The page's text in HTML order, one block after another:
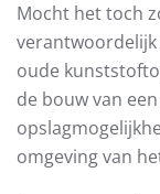
Mocht het toch
verantwoordelijk
oude
de bouw van
omgeving van